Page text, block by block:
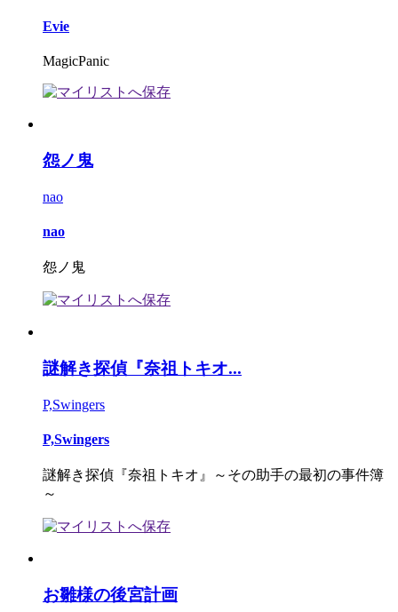
Evie
MagicPanic
怨ノ鬼
nao
nao
怨ノ鬼
謎解き探偵『奈祖トキオ...
P,Swingers
P,Swingers
謎解き探偵『奈祖トキオ』～その助手の最初の事件簿
～
お雛様の後宮計画